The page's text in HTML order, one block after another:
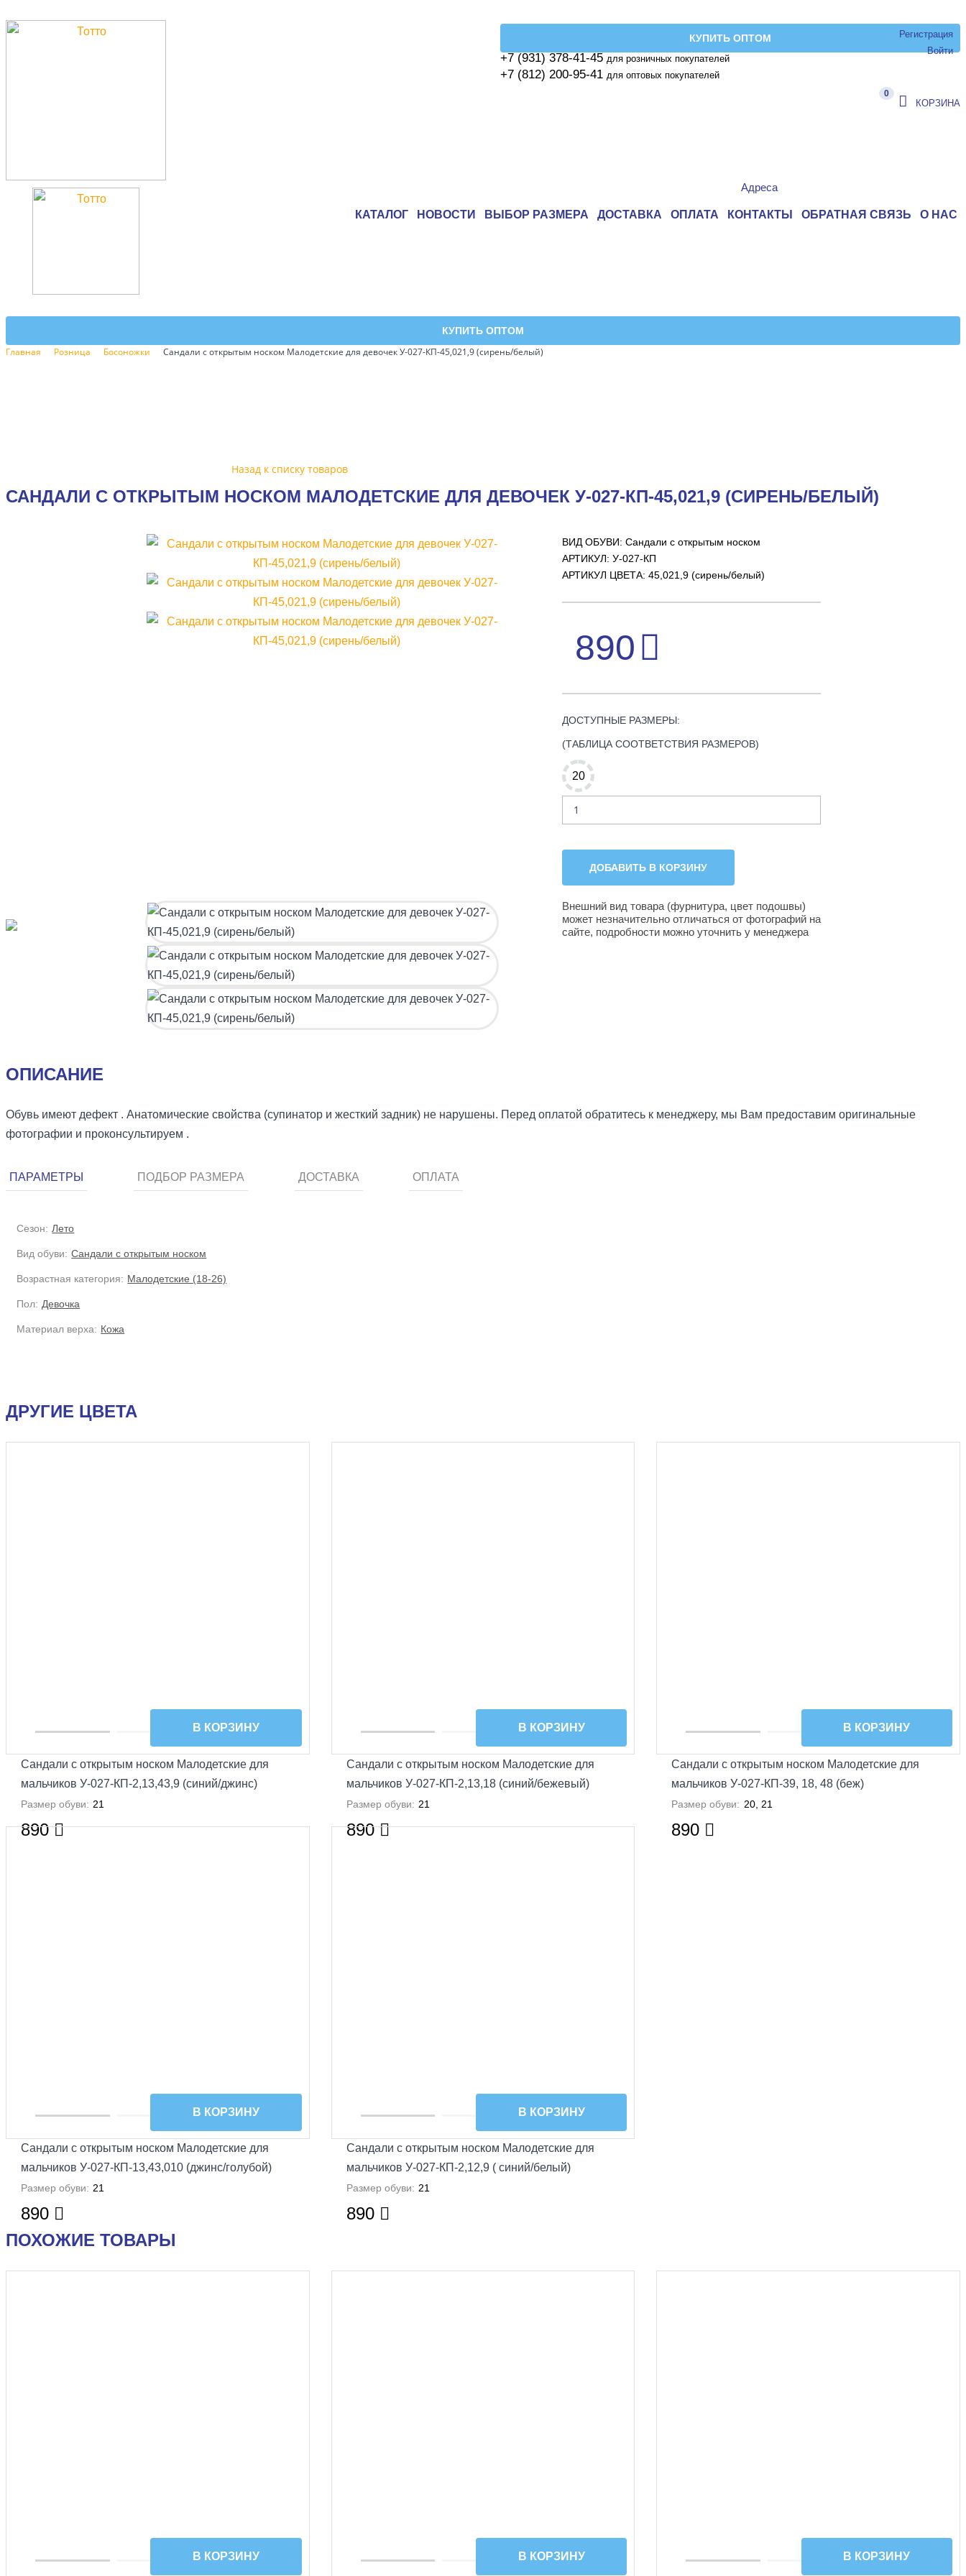
КУПИТЬ ОПТОМ
+7 (931) 378-41-45 для розничных покупателей
+7 (812) 200-95-41 для оптовых покупателей
Адреса
Регистрация
Войти
0
КОРЗИНА
КАТАЛОГ НОВОСТИ ВЫБОР РАЗМЕРА ДОСТАВКА ОПЛАТА КОНТАКТЫ ОБРАТНАЯ СВЯЗЬ О НАС
КУПИТЬ ОПТОМ
Главная Розница Босоножки Сандали с открытым носком Малодетские для девочек У-027-КП-45,021,9 (сирень/белый)
Назад к списку товаров
САНДАЛИ С ОТКРЫТЫМ НОСКОМ МАЛОДЕТСКИЕ ДЛЯ ДЕВОЧЕК У-027-КП-45,021,9 (СИРЕНЬ/БЕЛЫЙ)
УЦЕНКА
ВИД ОБУВИ: Сандали с открытым носком
АРТИКУЛ: У-027-КП
АРТИКУЛ ЦВЕТА: 45,021,9 (сирень/белый)
890
ДОСТУПНЫЕ РАЗМЕРЫ:
(ТАБЛИЦА СООТВЕТСТВИЯ РАЗМЕРОВ)
20
Внешний вид товара (фурнитура, цвет подошвы)
может незначительно отличаться от фотографий на
сайте, подробности можно уточнить у менеджера
ОПИСАНИЕ
Обувь имеют дефект . Анатомические свойства (супинатор и жесткий задник) не нарушены. Перед оплатой обратитесь к менеджеру, мы Вам предоставим оригинальные
фотографии и проконсультируем .
ПАРАМЕТРЫ ПОДБОР РАЗМЕРА ДОСТАВКА ОПЛАТА
Сезон: Лето
Вид обуви: Сандали с открытым носком
Возрастная категория: Малодетские (18-26)
Пол: Девочка
Материал верха: Кожа
ДРУГИЕ ЦВЕТА
Сандали с открытым носком Малодетские для
мальчиков У-027-КП-2,13,43,9 (синий/джинс)
Размер обуви: 21
890
В КОРЗИНУ
Сандали с открытым носком Малодетские для
мальчиков У-027-КП-2,13,18 (синий/бежевый)
Размер обуви: 21
890
В КОРЗИНУ
Сандали с открытым носком Малодетские для
мальчиков У-027-КП-39, 18, 48 (беж)
Размер обуви: 20, 21
890
В КОРЗИНУ
Сандали с открытым носком Малодетские для
мальчиков У-027-КП-13,43,010 (джинс/голубой)
Размер обуви: 21
890
В КОРЗИНУ
Сандали с открытым носком Малодетские для
мальчиков У-027-КП-2,12,9 ( синий/белый)
Размер обуви: 21
890
В КОРЗИНУ
ПОХОЖИЕ ТОВАРЫ
В КОРЗИНУ В КОРЗИНУ В КОРЗИНУ